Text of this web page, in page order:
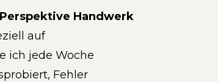
Handwerk
auf
ich jede Woche
Fehler